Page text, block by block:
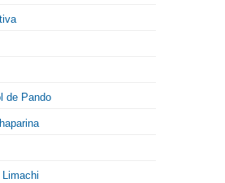
de Pando